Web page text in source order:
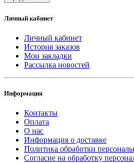
Личный кабинет
Личный кабинет
История заказов
Мои закладки
Рассылка новостей
Информация
Контакты
Оплата
О нас
Информация о доставке
Политика обработки
Согласие на обработку